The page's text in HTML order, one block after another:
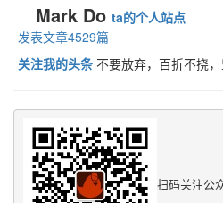
Mark Do ta的个人站点
发表文章4529篇
关注我的头条 不要放弃，百折不挠，
扫码关注公